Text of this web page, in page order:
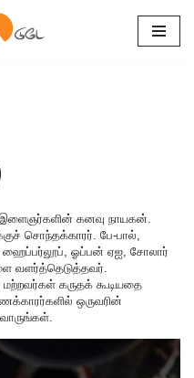
கனவு நாயகன்.
சொந்தக்காரர். பே-பால்,
ஓப்பன் ஏஐ, சோலார்
வளர்த்தெடுத்தவர்.
மற்றவர்கள் கருதக் கூடியதை
ஒருவரின்